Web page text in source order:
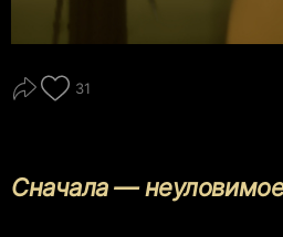
31
Сначала —